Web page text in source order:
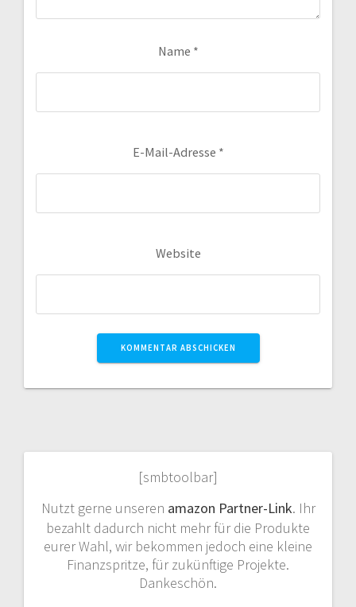
Name *
E-Mail-Adresse *
Website
[smbtoolbar]
Nutzt gerne unseren amazon Partner-Link. Ihr
bezahlt dadurch nicht mehr für die Produkte
eurer Wahl, wir bekommen jedoch eine kleine
Finanzspritze, für zukünftige Projekte.
Dankeschön.